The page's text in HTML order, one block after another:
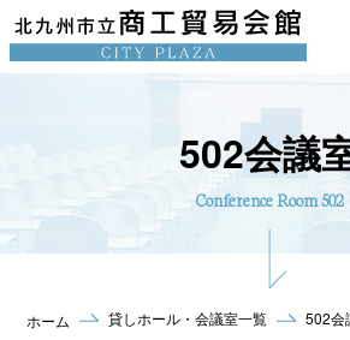
502会議
Conference Room 502
ホーム 貸しホール・会議室一覧 502会